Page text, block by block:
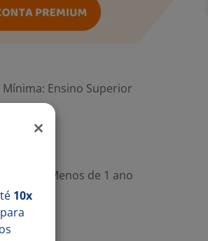
Ensino Superior
Menos de 1 ano
10x